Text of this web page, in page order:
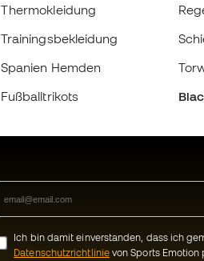
Thermokleidung
Trainingsbekleidung
Spanien Hemden
Fußballtrikots
Ich bin damit einverstanden, dass ich
Datenschutzrichtlinievon Sports Emotion